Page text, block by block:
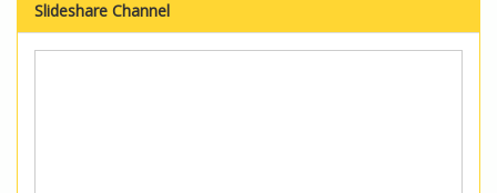
Slideshare Channel